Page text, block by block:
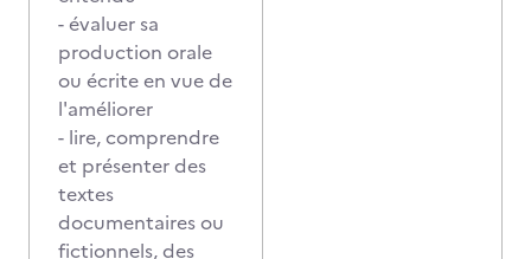
- évaluer sa
production orale
ou écrite en vue de
l'améliorer
- lire, comprendre
et présenter des
textes
documentaires ou
fictionnels, des